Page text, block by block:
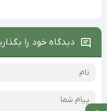
دیدگاه خود را